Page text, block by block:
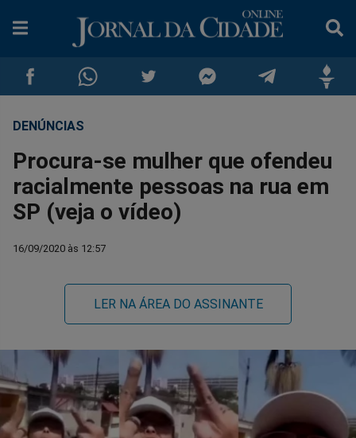
Compartilhar
no
Facebook
Compartilhar
no
Whatsapp
no
Twitter
no
Messenger
no
no
DENÚNCIAS
Procura-se mulher que ofendeu
racialmente pessoas na rua em
SP (veja o vídeo)
16/09/2020 às 12:57
LER NA ÁREA DO ASSINANTE